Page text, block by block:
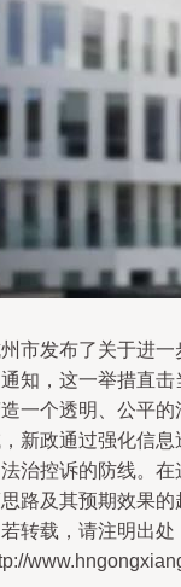
市发布了关于进
知，这一举措直
一个透明、公平
新政通过强化信
治控诉的防线。
路及其预期效果的
转载，请注明出处